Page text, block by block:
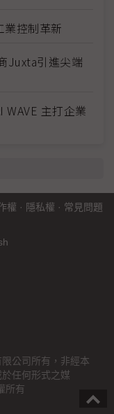
業控制革新
Juxta引進尖端
WAVE 主打企業
權 · 隱私權 · 常見問題
公司所有，非經本
任何形式之媒
所有